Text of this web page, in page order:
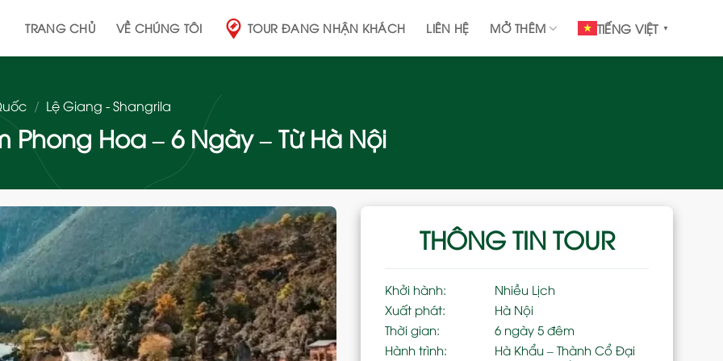
TRANG CHỦ VỀ CHÚNG TÔI TOUR ĐANG NHẬN KHÁCH LIÊN HỆ MỞ THÊM TIẾNG VIỆT ▼
/ Lệ Giang - Shangrila
Phong Hoa – 6 Ngày – Từ Hà Nội
Add
to
wishlist
THÔNG TIN TOUR
Khởi hành:
Nhiều Lịch
Xuất phát:
Hà Nội
Thời gian:
6 ngày 5 đêm
Hành trình:
Hà Khẩu – Thành Cổ Đại